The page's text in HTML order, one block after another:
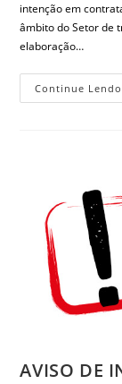
intenção em
âmbito do Setor de
elaboração…
Continue Lendo
AVISO DE